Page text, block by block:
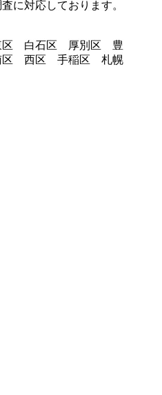
に対応しております。
白石区 厚別区 豊
西区 手稲区 札幌